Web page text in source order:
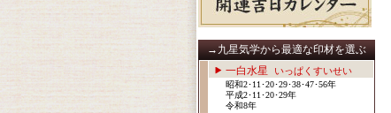
→九星気学から最適な印材を選ぶ
一白水星
いっぱくすいせい
昭和2･11･20･29･38･47･56年
平成2･11･20･29年
令和8年